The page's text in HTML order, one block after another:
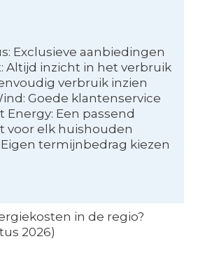
Exclusieve aanbiedingen
Altijd inzicht in het verbruik
verbruik inzien
Goede klantenservice
Energy: Een passend
voor elk huishouden
Eigen termijnbedrag kiezen
in de regio?
2026)